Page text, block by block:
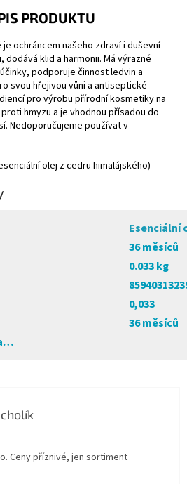
PRODUKTU
ochráncem našeho zdraví i duševní
klid a harmonii. Má výrazné
podporuje činnost ledvin a
svou hřejivou vůni a antiseptické
pro výrobu přírodní kosmetiky na
hmyzu a je vhodnou přísadou do
Nedoporučujeme používat v
olej z cedru himalájského)
Esenciální
36 měsíců
0.033 kg
0,033
36 měsíců
je 4 z 5 hvězdiček.
Ceny příznivé, jen sortiment